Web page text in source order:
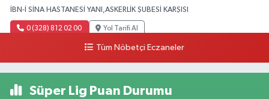
İBN-İ SİNA HASTANESİ YANI,ASKERLİK ŞUBESİ KARŞISI
0 (328) 812 02 00 Yol Tarifi Al
Tüm Nöbetçi Eczaneler
Süper Lig Puan Durumu